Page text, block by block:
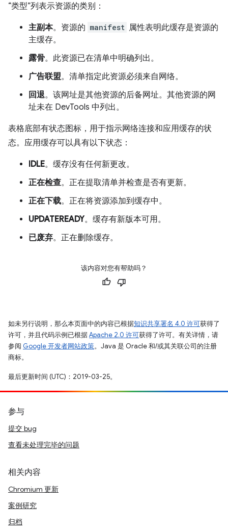
“类型”列表示资源的类别：
主副本。资源的 manifest 属性表明此缓存是资源的
主缓存。
露骨。此资源已在清单中明确列出。
广告联盟。清单指定此资源必须来自网络。
回退。该网址是其他资源的后备网址。其他资源的网
址未在 DevTools 中列出。
表格底部有状态图标，用于指示网络连接和应用缓存的状
态。应用缓存可以具有以下状态：
IDLE。缓存没有任何新更改。
正在检查。正在提取清单并检查是否有更新。
正在下载。正在将资源添加到缓存中。
UPDATEREADY。缓存有新版本可用。
已废弃。正在删除缓存。
该内容对您有帮助吗？
如未另行说明，那么本页面中的内容已根据知识共享署名 4.0 许可获得了
许可，并且代码示例已根据Apache 2.0 许可获得了许可。有关详情，请
参阅 Google 开发者网站政策。Java 是 Oracle 和/或其关联公司的注册
商标。
最后更新时间 (UTC)：2019-03-25。
参与
提交 bug
查看未处理完毕的问题
相关内容
Chromium 更新
案例研究
归档